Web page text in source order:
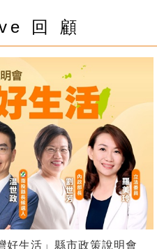
回 顧
好生活」縣市政策說明會